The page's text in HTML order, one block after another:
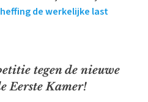
de werkelijke last
tegen de nieuwe
Eerste Kamer!